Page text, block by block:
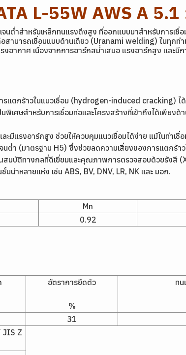
L-55W AWS A
จนต่ำสำหรับเหล็กทนแรงดึงสูง ที่ออกแบบมาสำหรับการ
มารถเชื่อมแบบด้านเดียว (Uranami welding) ในทุกท่า
อากาศ เนื่องจากการอาร์กสม่ำเสมอ แรงอาร์กสูง และมี
รแตกร้าวในแนวเชื่อม (hydrogen-induced cracking) ไ
พิเศษสำหรับการเชื่อมท่อและโครงสร้างที่เข้าถึงได้เพียง
ะมีแรงอาร์กสูง ช่วยให้ควบคุมแนวเชื่อมได้ง่าย แม้ในท่าเ
จนต่ำ (มาตรฐาน H5) ซึ่งช่วยลดความเสี่ยงของการแตกร้า
สมบัติทางกลที่ดีเยี่ยมและคุณภาพการตรวจสอบด้วยรังสี
นำหลายแห่ง เช่น ABS, BV, DNV, LR, NK และ มอก.
Mn
0.92
อัตราการยืดตัว
%
ท
31
JIS Z